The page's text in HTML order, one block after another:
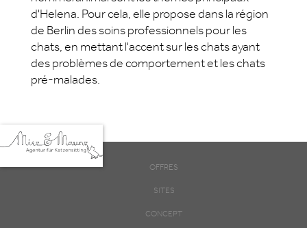
d'Helena. Pour cela, elle propose dans la région
de Berlin des soins professionnels pour les
chats, en mettant l'accent sur les chats ayant
des problèmes de comportement et les chats
pré-malades.
OFFRES
SITES
CONCEPT